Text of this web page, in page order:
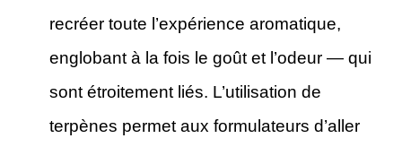
recréer toute l’expérience aromatique,
englobant à la fois le goût et l’odeur — qui
sont étroitement liés. L’utilisation de
terpènes permet aux formulateurs d’aller